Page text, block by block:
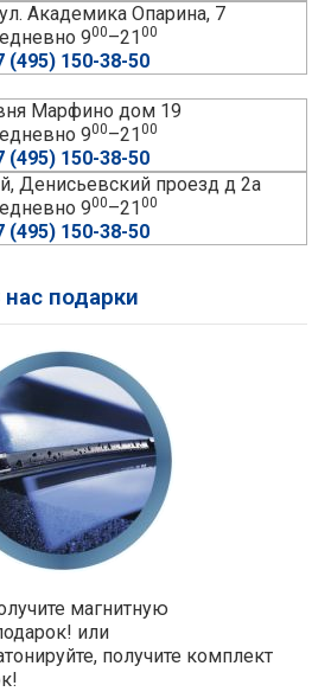
Академика Опарина, 7
900–2100
(495) 150-38-50
Марфино дом 19
900–2100
(495) 150-38-50
Денисьевский проезд д 2а
900–2100
(495) 150-38-50
нас подарки
магнитную
или
получите комплект